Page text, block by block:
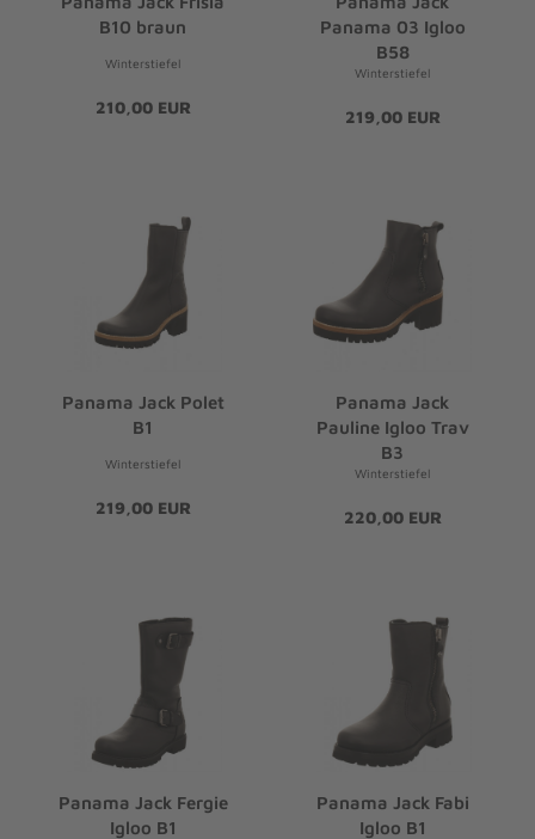
B10 braun
Winterstiefel
210,00 EUR
Panama 03 Igloo
B58
Winterstiefel
219,00 EUR
Panama Jack Polet
B1
Winterstiefel
219,00 EUR
Panama Jack
Pauline Igloo Trav
B3
Winterstiefel
220,00 EUR
Panama Jack Fergie
Igloo B1
Panama Jack Fabi
Igloo B1